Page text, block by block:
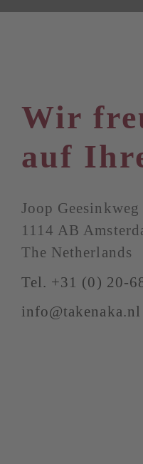
Wir
auf
Joop Geesinkweg
1114 AB
The Netherlands
Tel. +31 (0) 20-
info@takenaka.nl